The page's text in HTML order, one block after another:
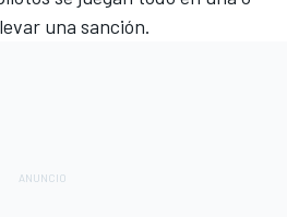
una sanción.